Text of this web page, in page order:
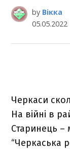
by Вікка
05.05.2022
Черкаси
На війні в
Старинець –
“Черкаська